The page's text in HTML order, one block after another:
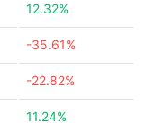
12.32%
-35.61%
-22.82%
11.24%